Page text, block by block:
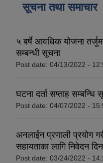
सूचना तथा समाचार
५ बर्षे आवधिक योजना
सम्बन्धी सूचना
Post date: 04/13/2022 -
घटना दर्ता सप्ताह सम्बन्धि
Post date: 04/07/2022 -
अनलाईन प्रणाली प्रयोग
सहायताका लागि निवेदन
Post date: 03/24/2022 -